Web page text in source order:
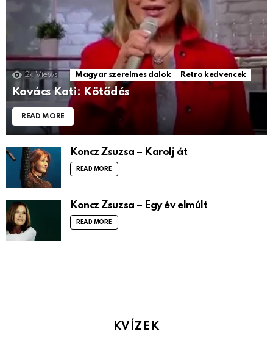
2k Views Magyar szerelmes dalok Retro kedvencek
Kovács Kati: Kötődés
READ MORE
Koncz Zsuzsa – Karolj át
READ MORE
Koncz Zsuzsa – Egy év elmúlt
READ MORE
KVÍZEK